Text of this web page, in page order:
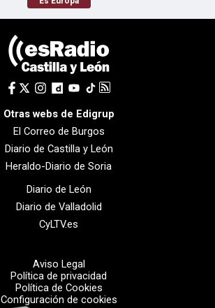
Otras webs de Edigrup
El Correo de Burgos
Diario de Castilla y León
Heraldo-Diario de Soria
Diario de León
Diario de Valladolid
CyLTV.es
Aviso Legal
Política de privacidad
Política de Cookies
Configuración de cookies